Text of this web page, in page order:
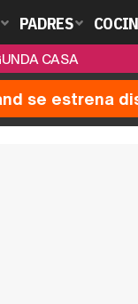
PADRES
CASA
se estrena